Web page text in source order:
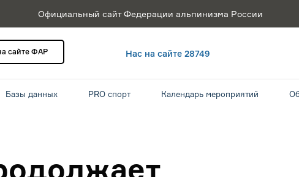
Официальный сайт Федерации альпинизма России
сайте ФАР Нас на сайте 28749
Базы данных PRO спорт Календарь мероприятий